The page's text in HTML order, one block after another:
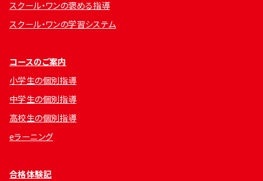
スクール・ワンの褒める指導
スクール・ワンの学習システム
コースのご案内
小学生の個別指導
中学生の個別指導
高校生の個別指導
eラーニング
合格体験記